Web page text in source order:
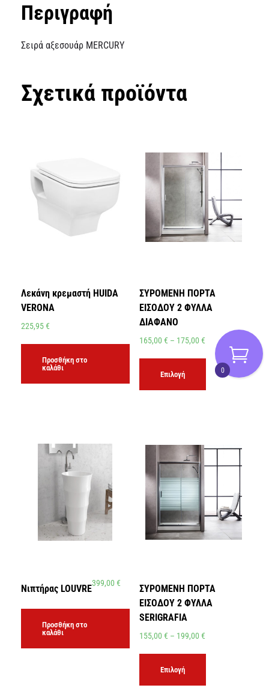
Περιγραφή
Σειρά αξεσουάρ MERCURY
Σχετικά προϊόντα
Λεκάνη κρεμαστή HUIDA
VERONA
225,95€
Προσθήκη στο
καλάθι
ΣΥΡΟΜΕΝΗ ΠΟΡΤΑ
ΕΙΣΟΔΟΥ 2 ΦΥΛΛΑ
ΔΙΑΦΑΝΟ
165,00 € – 175,00 €
Επιλογή
Νιπτήρας LOUVRE399,00 €
Προσθήκη στο
καλάθι
ΣΥΡΟΜΕΝΗ ΠΟΡΤΑ
ΕΙΣΟΔΟΥ 2 ΦΥΛΛΑ
SERIGRAFIA
155,00 € – 199,00 €
Επιλογή
0